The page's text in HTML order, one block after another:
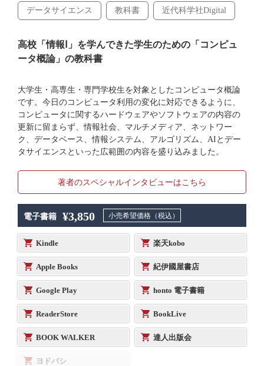
データサイエンス 教科書 近代科学社Digital
高校「情報Ⅰ」を学んできた学生のための「コンピュ
ータ概論」の教科書
大学生・高専生・専門学校生を対象としたコンピュータ概論
です。今日のコンピュータ利用の変化に対応できるように、
コンピュータに関するハードウェアやソフトウェアの内容の
更新に留まらず、情報社会、マルチメディア、ネットワー
ク、データベース、情報システム、アルゴリズム、AIとデー
タサイエンスといった広範囲の内容を盛り込みました。
著者のスペシャルインタビューはこちら
電子書籍 ¥3,850 小売希望価格（税込）
Kindle 楽天kobo
Apple Books 紀伊國屋書店
Google Play honto 電子書籍
ReaderStore BookLive
BOOK WALKER 達人出版会
ヨドバシ